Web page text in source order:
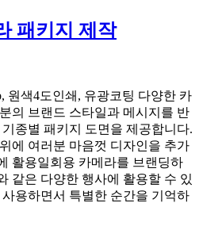
패키지 제작
원색4도인쇄, 유광코팅 다양한 카
의 브랜드 스타일과 메시지를 반
종별 패키지 도면을 제공합니다.
에 여러분 마음껏 디자인을 추가
활용일회용 카메라를 브랜딩하
같은 다양한 행사에 활용할 수 있
용하면서 특별한 순간을 기억하